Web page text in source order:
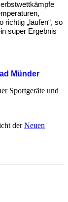
richtig „laufen“, so
super Ergebnis
Münder
Sportgeräte und
derNeuen